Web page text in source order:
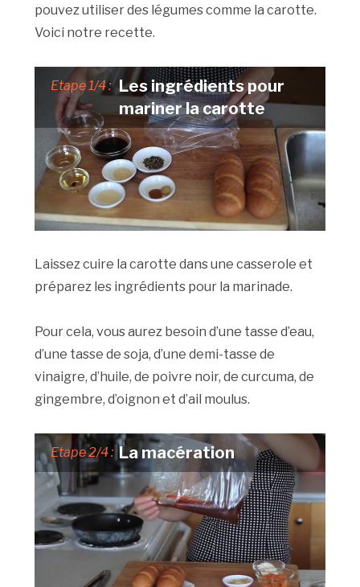
pouvez utiliser des légumes comme la carotte.
Voici notre recette.
Etape 1/4 : Les ingrédients pour
mariner la carotte
Laissez cuire la carotte dans une casserole et
préparez les ingrédients pour la marinade.
Pour cela, vous aurez besoin d’une tasse d’eau,
d’une tasse de soja, d’une demi-tasse de
vinaigre, d’huile, de poivre noir, de curcuma, de
gingembre, d’oignon et d’ail moulus.
Etape 2/4 : La macération